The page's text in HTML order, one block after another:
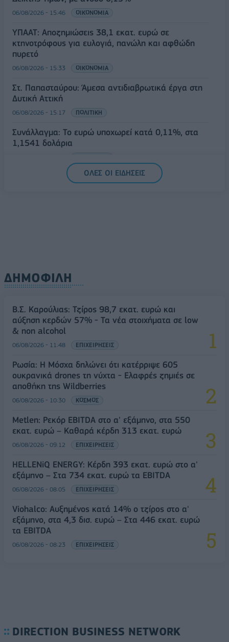
06/08/2026 - 15:46 ΟΙΚΟΝΟΜΙΑ
ΥΠΑΑΤ: Αποζημιώσεις 38,1 εκατ. ευρώ σε
κτηνοτρόφους για ευλογιά, πανώλη και αφθώδη
πυρετό
06/08/2026 - 15:33 ΟΙΚΟΝΟΜΙΑ
Στ. Παπασταύρου: Άμεσα αντιδιαβρωτικά έργα στη
Δυτική Αττική
06/08/2026 - 15:17 ΠΟΛΙΤΙΚΗ
Συνάλλαγμα: Το ευρώ υποχωρεί κατά 0,11%, στα
1,1541 δολάρια
ΟΛΕΣ ΟΙ ΕΙΔΗΣΕΙΣ
ΔΗΜΟΦΙΛΗ
Β.Σ. Καρούλιας: Τζίρος 98,7 εκατ. ευρώ και
αύξηση κερδών 57% - Τα νέα στοιχήματα σε low
& non alcohol
06/08/2026 - 11:48 ΕΠΙΧΕΙΡΗΣΕΙΣ
Ρωσία: Η Μόσχα δηλώνει ότι κατέρριψε 605
ουκρανικά drones τη νύχτα - Ελαφρές ζημιές σε
αποθήκη της Wildberries
06/08/2026 - 10:30 ΚΟΣΜΟΣ
Metlen: Ρεκόρ EBITDA στο α' εξάμηνο, στα 550
εκατ. ευρώ – Καθαρά κέρδη 313 εκατ. ευρώ
06/08/2026 - 09:12 ΕΠΙΧΕΙΡΗΣΕΙΣ
HELLENiQ ENERGY: Κέρδη 393 εκατ. ευρώ στο α'
εξάμηνο – Στα 734 εκατ. ευρώ τα EBITDA
06/08/2026 - 08:05 ΕΠΙΧΕΙΡΗΣΕΙΣ
Viohalco: Αυξημένος κατά 14% ο τζίρος στο α'
εξάμηνο, στα 4,3 δισ. ευρώ – Στα 446 εκατ. ευρώ
τα EBITDA
06/08/2026 - 08:23 ΕΠΙΧΕΙΡΗΣΕΙΣ
DIRECTION BUSINESS NETWORK